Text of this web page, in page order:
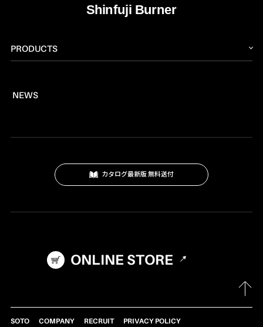
PRODUCTS
燃料
ロウ材
ロードマーキング
マルチバーナー
NEWS
カタログ最新版 無料送付
ONLINE STORE
SOTO COMPANY RECRUIT PRIVACY POLICY